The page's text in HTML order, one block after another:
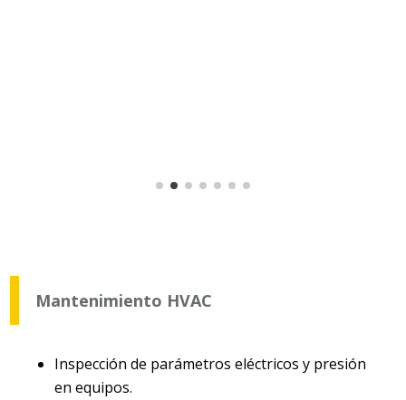
Mantenimiento HVAC
Inspección de parámetros eléctricos y presión
en equipos.